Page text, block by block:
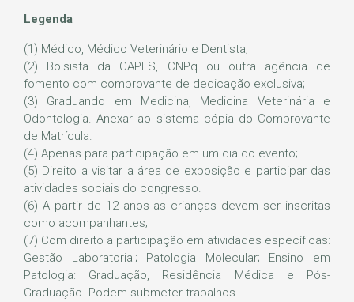
Legenda
(1) Médico, Médico Veterinário e Dentista;
(2) Bolsista da CAPES, CNPq ou outra agência de
fomento com comprovante de dedicação exclusiva;
(3) Graduando em Medicina, Medicina Veterinária e
Odontologia. Anexar ao sistema cópia do Comprovante
de Matrícula.
(4) Apenas para participação em um dia do evento;
(5) Direito a visitar a área de exposição e participar das
atividades sociais do congresso.
(6) A partir de 12 anos as crianças devem ser inscritas
como acompanhantes;
(7) Com direito a participação em atividades específicas:
Gestão Laboratorial; Patologia Molecular; Ensino em
Patologia: Graduação, Residência Médica e Pós-
Graduação. Podem submeter trabalhos.